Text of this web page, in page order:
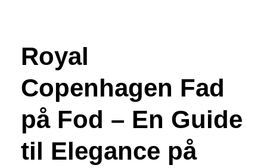
Royal
Copenhagen Fad
på Fod – En Guide
til Elegance på